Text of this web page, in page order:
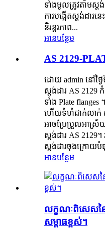
ទាំងមូលត្រូវតាមស្ត
ការបង្កើតស្តង់ដា
និរន្តរភាព...
អានបន្ថែម
AS 2129-
ដោយ admin នៅថ្ងៃ
ស្តង់ដារ AS 2129
ទាំង Plate
ហើយទំហំជាក់លាក់ ស
អាចប្រែប្រួលអាស្
ស្តង់ដារ AS 2129
ស្តង់ដារចុងក្រោយបំ
អានបន្ថែម
លក្ខណៈពិសេសន
សម្ពាធខ្ពស់។